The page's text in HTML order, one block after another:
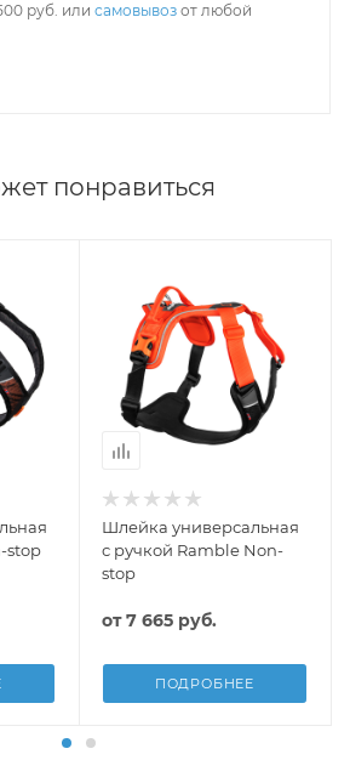
руб. или самовывоз от любой
понравиться
stop
Шлейка универсальная
с ручкой Ramble Non-
stop
от7 665 руб.
ПОДРОБНЕЕ